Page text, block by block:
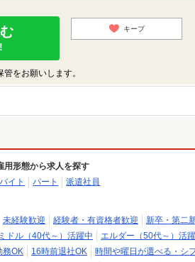
キープ
をお願いします。
用形態から求人を探す
イト
パート 派遣社員
未経験歓迎 経験者・有資格者歓迎
新卒・第二
ミドル（40代～）活躍中
エルダー（50代～）活
務OK 16時前退社OK 時間や曜日が選べる・シ